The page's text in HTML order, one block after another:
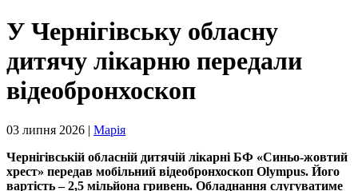
У Чернігівську обласну
дитячу лікарню передали
відеобронхоскоп
03 липня 2026 | Марія
Чернігівській обласній дитячій лікарні БФ «Синьо-жовтий
хрест» передав мобільний відеобронхоскоп Olympus. Його
вартість – 2,5 мільйона гривень. Обладнання слугуватиме